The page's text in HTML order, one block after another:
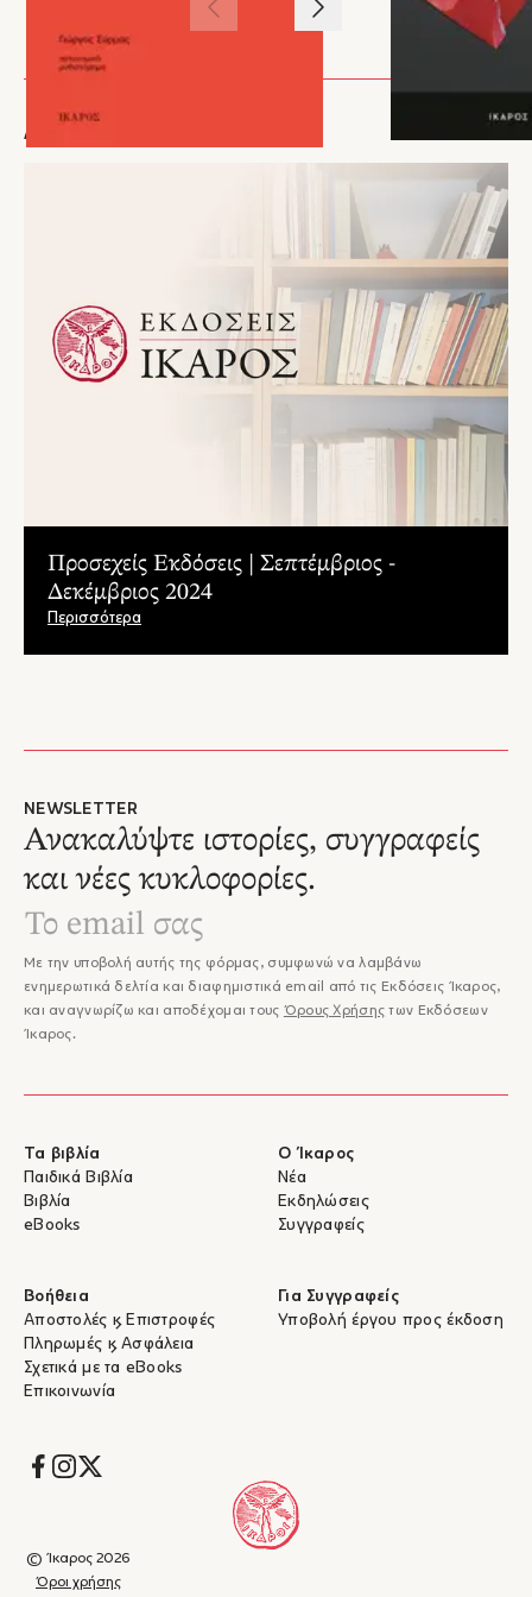
συνέδριο στο Πανεπιστήμιο του Κιέβου. Περίπου τα μισά από
αυτά τα δοκίμια έχουν παραμείνει αδημοσίευτα έως σήμερα.
Συγκομιδή αξιοπρόσεκτη, δηλώνει κυρίως το πάθος γραφής
που τον διακατέχει κατά τα τελευταία χρόνια, όπως και την
αναμφισβήτητη λογιοσύνη που τον χαρακτηρίζει.»
– Δημήτρης Δασκαλόπουλος, The Books' Journal
δοκίμια, μεταξύ των οποίων τα Διπλωματία και ποίηση. Η περίπτωση του Γιώργου
Σεφέρη (Ίκαρος, 2019) και Η ακαταμάχητη τάση των Ελλήνων να γράφουν ποίηση
ΑΡΘΡΑ
Προσεχείς Εκδόσεις | Σεπτέμβριος -
Δεκέμβριος 2024
Περισσότερα
NEWSLETTER
Ανακαλύψτε ιστορίες, συγγραφείς
και νέες κυκλοφορίες.
Με την υποβολή αυτής της φόρμας, συμφωνώ να λαμβάνω
ενημερωτικά δελτία και διαφημιστικά email από τις Εκδόσεις Ίκαρος,
και αναγνωρίζω και αποδέχομαι τους Όρους Χρήσης των Εκδόσεων
Ίκαρος.
Τα βιβλία
Παιδικά Βιβλία
Βιβλία
eBooks
Ο Ίκαρος
Νέα
Εκδηλώσεις
Συγγραφείς
Βοήθεια
Αποστολές & Επιστροφές
Πληρωμές & Ασφάλεια
Σχετικά με τα eBooks
Επικοινωνία
Για Συγγραφείς
Υποβολή έργου προς έκδοση
Socials
© Ίκαρος 2026
Όροι χρήσης